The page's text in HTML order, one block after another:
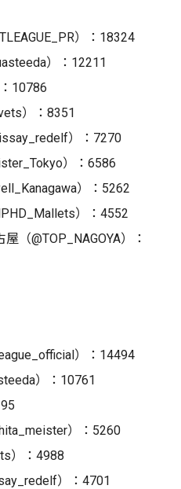
）：18324
）：12211
10786
）：8351
）：7270
）：6586
）：5262
）：4552
（@TOP_NAGOYA）：
）：14494
）：10761
）：5260
）：4988
）：4701